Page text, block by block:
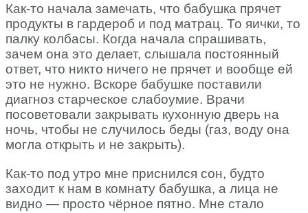
Как-то начала замечать, что бабушка прячет
продукты в гардероб и под матрац. То яички, то
палку колбасы. Когда начала спрашивать,
зачем она это делает, слышала постоянный
ответ, что никто ничего не прячет и вообще ей
это не нужно. Вскоре бабушке поставили
диагноз старческое слабоумие. Врачи
посоветовали закрывать кухонную дверь на
ночь, чтобы не случилось беды (газ, воду она
могла открыть и не закрыть).
Как-то под утро мне приснился сон, будто
заходит к нам в комнату бабушка, а лица не
видно — просто чёрное пятно. Мне стало